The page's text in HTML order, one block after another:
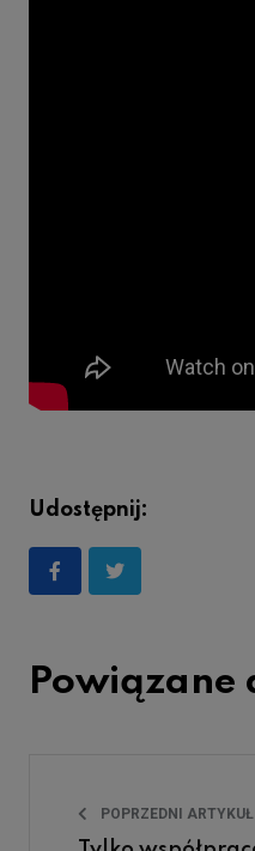
Udostępnij:
Powiązane
POPRZEDNI ARTYKUŁ